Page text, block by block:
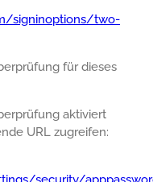
signinoptions/two-
für dieses
aktiviert
URL zugreifen: